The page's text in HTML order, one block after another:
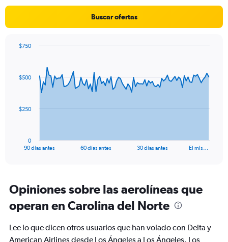
Buscar ofertas
data
The
Range:
91
categories.
The
chart
90 días antes 60 días antes 30 días antes El mis…
0
$250
$500
$750
Opiniones sobre las aerolíneas que
operan en Carolina del Norte
Lee lo que dicen otros usuarios que han volado con Delta y
American Airlines desde Los Ángeles a Los Ángeles. Los